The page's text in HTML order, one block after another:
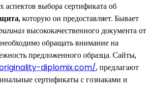
выбора сертификата об
, которую он предоставляет. Бывает
высококачественного документа от
обращать внимание на
предложенного образца. Сайты,
diplomix.com/, предлагают
сертификаты с гознаками и